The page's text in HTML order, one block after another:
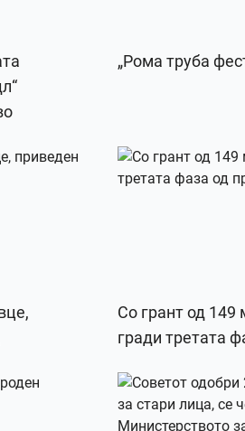
„Рома труба
Со грант од 149
гради третата